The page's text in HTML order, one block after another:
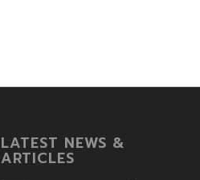
LATEST NEWS &
ARTICLES